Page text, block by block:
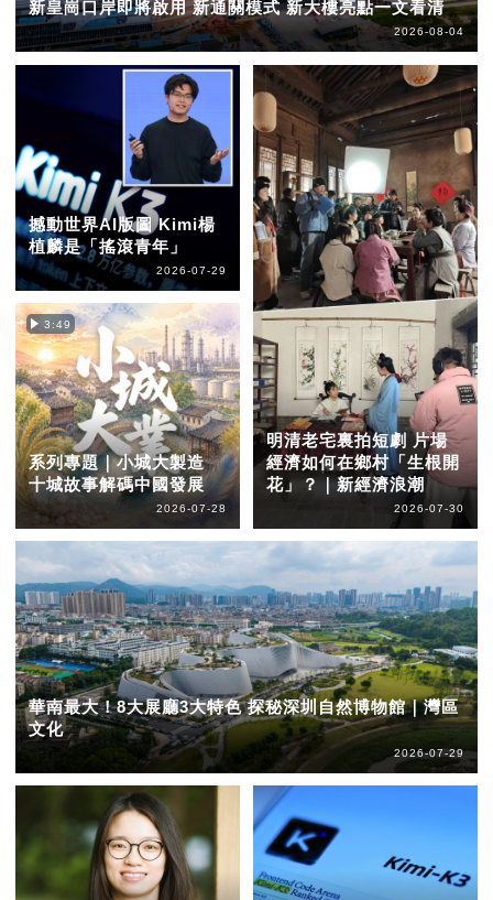
新皇崗口岸即將啟用 新通關模式 新大樓亮點一文看清
2026-08-04
撼動世界AI版圖 Kimi楊
植麟是「搖滾青年」
2026-07-29
3:49
系列專題｜小城大製造
十城故事解碼中國發展
2026-07-28
明清老宅裏拍短劇 片場
經濟如何在鄉村「生根開
花」？｜新經濟浪潮
2026-07-30
華南最大！8大展廳3大特色 探秘深圳自然博物館｜灣區
文化
2026-07-29